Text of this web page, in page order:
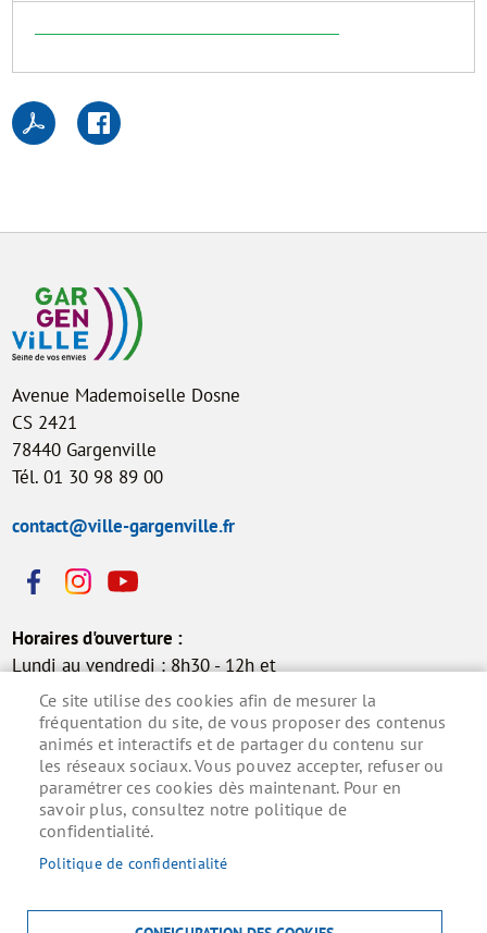
Avenue Mademoiselle Dosne
CS 2421
78440 Gargenville
Tél. 01 30 98 89 00
contact@ville-gargenville.fr
Horaires d'ouverture :
Lundi au vendredi : 8h30 - 12h et
13h30 - 17h30
Samedi : 9h - 12h (permanence
état civil)
Inscrivez-vous à la lettre d'information municipale
pour ne rien manquer de l'actualité.
S'ABONNER
Ce site utilise des cookies afin de mesurer la
fréquentation du site, de vous proposer des contenus
animés et interactifs et de partager du contenu sur
les réseaux sociaux. Vous pouvez accepter, refuser ou
paramétrer ces cookies dès maintenant. Pour en
savoir plus, consultez notre politique de
confidentialité.
Politique de confidentialité